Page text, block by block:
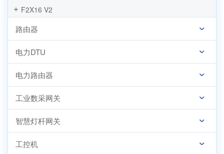
F2X16 V2
路由器
电力DTU
电力路由器
工业数采网关
智慧灯杆网关
工控机